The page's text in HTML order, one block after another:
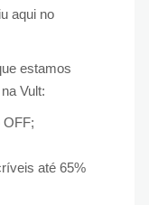
aqui no
estamos
Vult:
OFF;
até 65%